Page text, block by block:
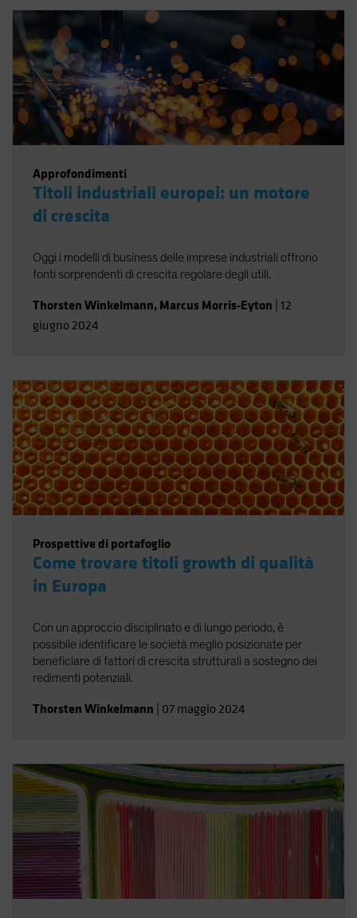
Approfondimenti
Titoli industriali europei: un motore
di crescita
Oggi i modelli di business delle imprese industriali offrono
fonti sorprendenti di crescita regolare degli utili.
Thorsten Winkelmann, Marcus Morris-Eyton 12
giugno 2024
Prospettive di portafoglio
Come trovare titoli growth di qualità
in Europa
Con un approccio disciplinato e di lungo periodo, è
possibile identificare le società meglio posizionate per
beneficiare di fattori di crescita strutturali a sostegno dei
redimenti potenziali.
Thorsten Winkelmann 07 maggio 2024